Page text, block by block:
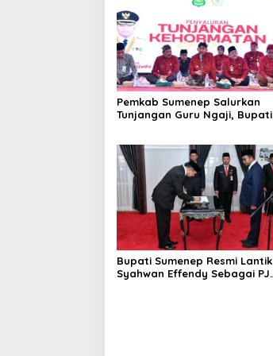
Pemkab Sumenep Salurkan
Tunjangan Guru Ngaji, Bupati
Generasi
Bupati Sumenep Resmi Lantik
Syahwan Effendy Sebagai PJ